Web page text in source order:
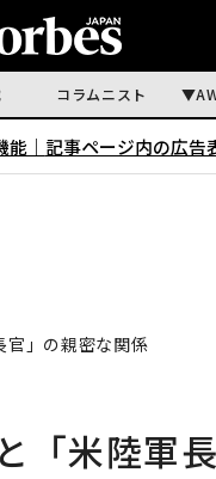
コラムニスト
｜ 記事ページ内の広告
官」の親密な関係
「米陸軍長